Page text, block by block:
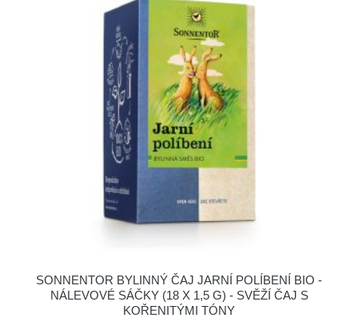
SONNENTOR BYLINNÝ ČAJ JARNÍ POLÍBENÍ BIO -
NÁLEVOVÉ SÁČKY (18 X 1,5 G) - SVĚŽÍ ČAJ S
KOŘENITÝMI TÓNY